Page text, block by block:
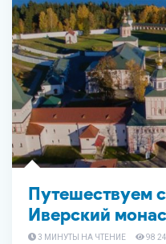
Путешествуем
Иверский
3 МИНУТЫ НА ЧТЕНИЕ 98